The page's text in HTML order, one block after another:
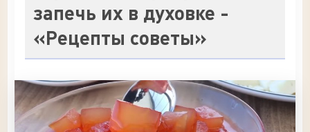
запечь их в духовке -
«Рецепты советы»